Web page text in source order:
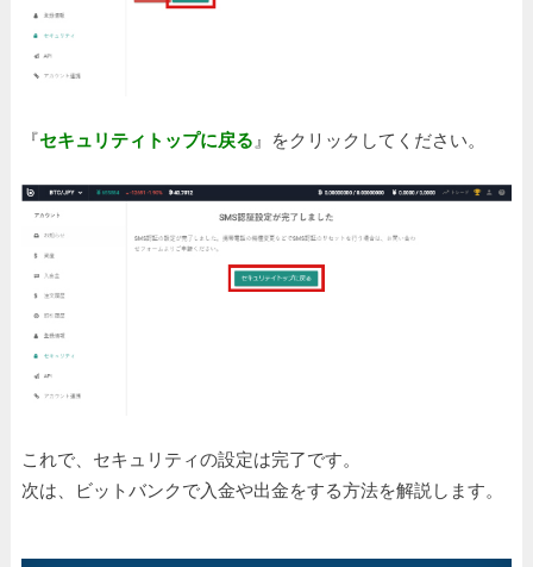
『セキュリティトップに戻る 』をクリックしてください。
これで、セキュリティの設定は完了です。
次は、ビットバンクで入金や出金をする方法を解説します。